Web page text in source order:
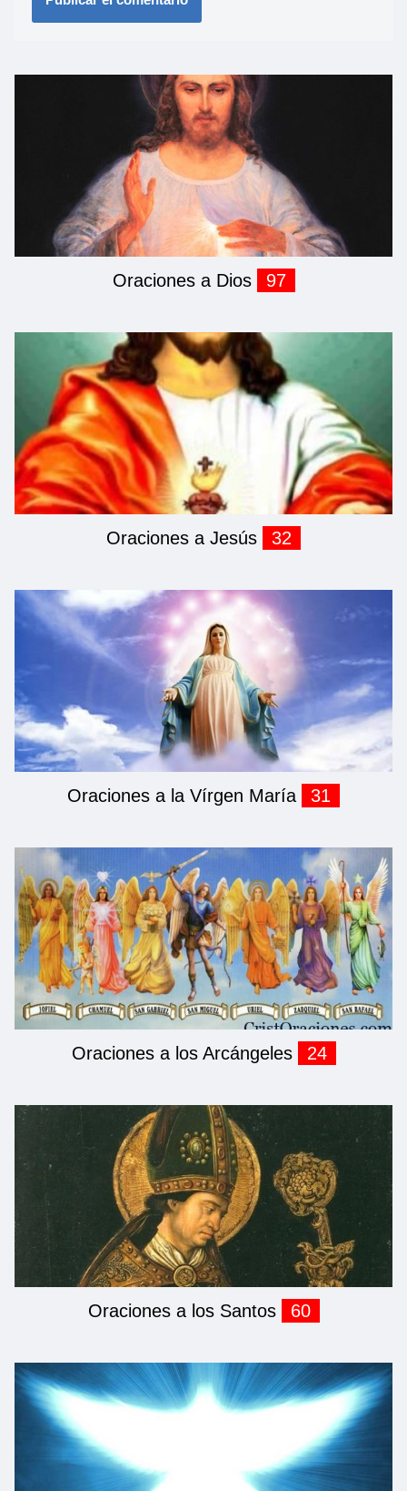
Oraciones a Dios 97
Oraciones a Jesús 32
Oraciones a la Vírgen María 31
Oraciones a los Arcángeles 24
Oraciones a los Santos 60